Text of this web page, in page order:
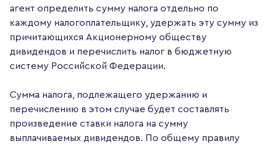
агент определить сумму налога отдельно по
каждому налогоплательщику, удержать эту сумму из
причитающихся Акционерному обществу
дивидендов и перечислить налог в бюджетную
систему Российской Федерации.
Сумма налога, подлежащего удержанию и
перечислению в этом случае будет составлять
произведение ставки налога на сумму
выплачиваемых дивидендов. По общему правилу